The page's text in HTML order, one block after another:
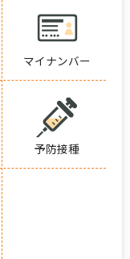
マイナンバー
予防接種